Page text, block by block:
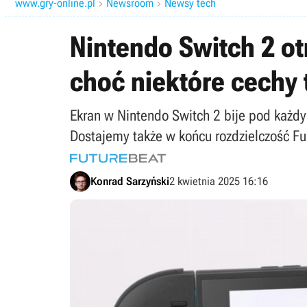
www.gry-online.pl  Newsroom  Newsy tech
Nintendo Switch 2
choć niektóre
Ekran w Nintendo Switch 2 bije pod
Dostajemy także w końcu rozdzielczość
Konrad Sarzyński2 kwietnia 2025 16:16